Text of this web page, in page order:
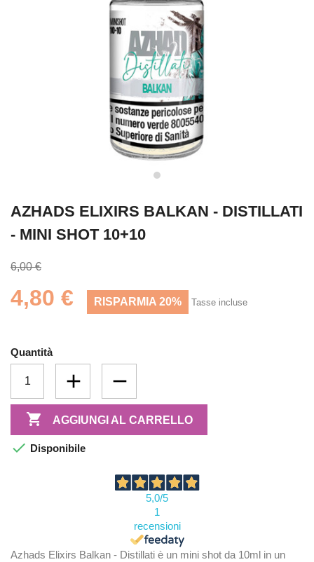
AZHADS ELIXIRS BALKAN - DISTILLATI
- MINI SHOT 10+10
6,00 €
4,80 € RISPARMIA 20% Tasse incluse
Quantità
 AGGIUNGI AL CARRELLO
 Disponibile
5,0/5
1
recensioni
Azhads Elixirs Balkan - Distillati è un mini shot da 10ml in un